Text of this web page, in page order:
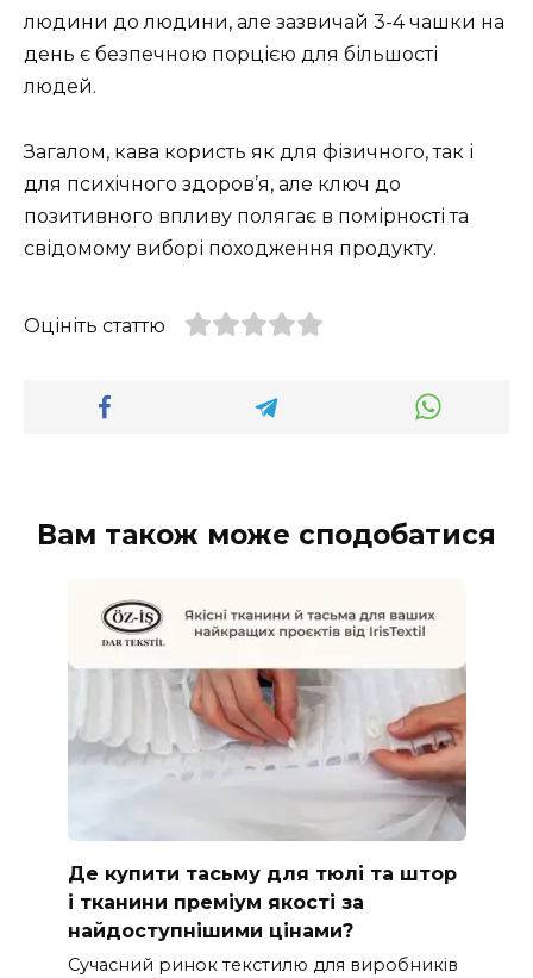
людини до людини, але зазвичай 3-4 чашки на
день є безпечною порцією для більшості
людей.
Загалом, кава користь як для фізичного, так і
для психічного здоров’я, але ключ до
позитивного впливу полягає в помірності та
свідомому виборі походження продукту.
Оцініть статтю
Вам також може сподобатися
Де купити тасьму для тюлі та штор
і тканини преміум якості за
найдоступнішими цінами?
Сучасний ринок текстилю для виробників